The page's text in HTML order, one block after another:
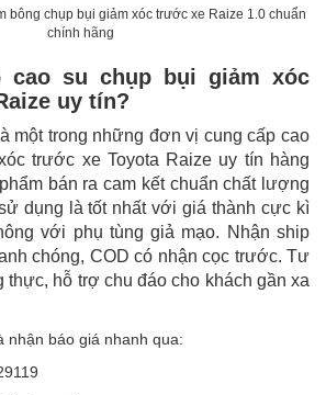
bông chụp bụi giảm xóc trước xe Raize 1.0 chuẩn
chính hãng
cao su chụp bụi giảm xóc
uy tín?
một trong những đơn vị cung cấp cao
trước xe Toyota Raize uy tín hàng
bán ra cam kết chuẩn chất lượng
dụng là tốt nhất với giá thành cực kì
với phụ tùng giả mạo. Nhận ship
chóng, COD có nhận cọc trước. Tư
thực, hỗ trợ chu đáo cho khách gần xa
nhận báo giá nhanh qua: